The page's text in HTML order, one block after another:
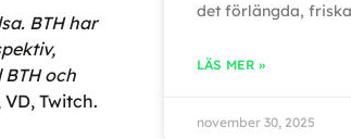
BTH har
och
Twitch.
det förlängda,
LÄS MER »
november 30, 2025